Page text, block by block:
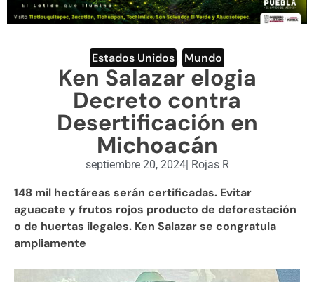
DEPORTES
ENGLISH SECTION
VIDEOS
Estados Unidos Mundo
Ken Salazar elogia
Decreto contra
Desertificación en
Michoacán
septiembre 20, 2024| Rojas R
148 mil hectáreas serán certificadas. Evitar
aguacate y frutos rojos producto de deforestación
o de huertas ilegales. Ken Salazar se congratula
ampliamente